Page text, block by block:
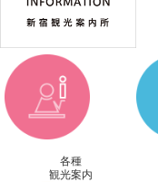
各種
観光案内